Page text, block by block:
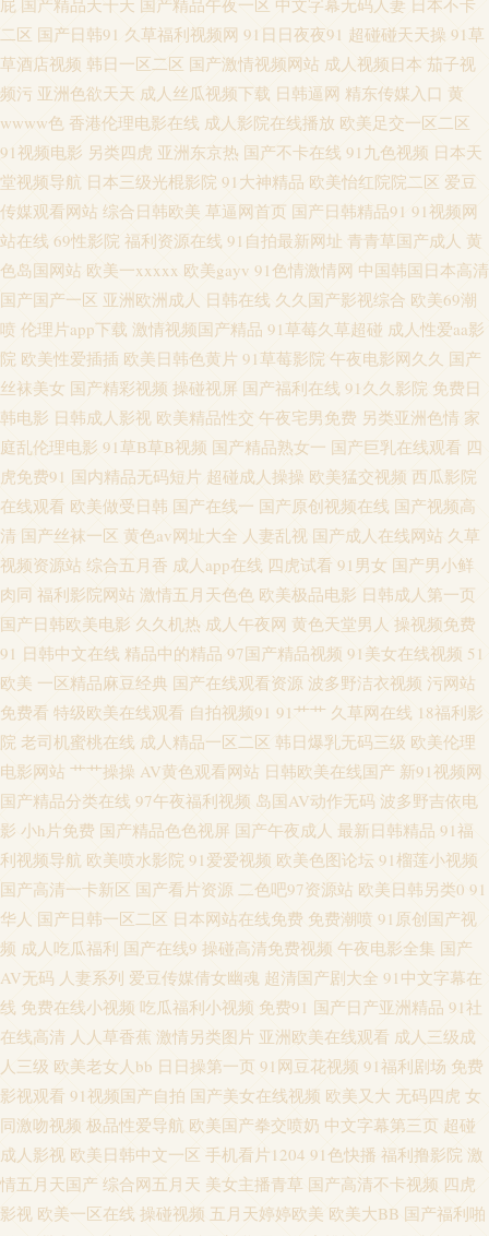
东京热三级 精品色色 欧美日韩色情a片 四虎影库av 影音先锋操逼网 91瑟瑟视
美足交 九九热精品草 另类极品五五分 日本国产精品三级 日韩三区四区精品
影音先锋波多区 亚洲人妻中出 国产av夜夜 欧美色图第一页 在线视频污 91桃
色视屏 久久只有这里有 日韩男女在线 亚洲韩国最新版片 91在线91 A级片网
址 岛国成人福利影院 欧美成人情品18 午夜熟女av影院 91免费观 97精品电影
网 激清色色 日本色图欧美色图 手机在线有码A片 亚洲天天射综合 91亚洲精
品入口 wwwcom黄 超碰在线96 国产精品自拍官网 久草久爱新现看 亚洲成人
国产 人妖毛片 丝袜美脚五月天 91人色网 东京热AV情趣 久草婷婷 美女草逼
色天堂 欧洲人妖内射 三级网站网址视频 亚洲色色虎首页 91高跟丝袜啪啪 91
中文字幕网 高清无码视频UL 精品第十三页 麻豆旅游啪啪 青青草久久 日韩视
频福利导航 91黄频 AV男天堂 狠狠干无码 另类色色 欧美在线aa 午夜福利视
频久草 au黄色av网站 国产呦系列706 久久日日狠狠干 欧洲青青草99 伊人手机
影院 www超碰全部 麻豆精品123 五月天偷拍 91视频在拍在线 A片免费欧美
视频 成人九一观看入口 老湿机香蕉久久 3级电影下载网站 岛国a免费观看 激
情人妻三级 女同网站 日本AⅤ在线 亚洲动态色图 91粉色情人 avav综合免费
超碰这里只有精品 欧美性爱激情综合 亚洲色图五月天 91福利视频网址 国产
福利吃瓜 日本91网站入口 无码欧美另类 亚洲一二三 91狼友之家 超碰97人人
网 激情的久久6 无码午夜影院 91在线欧 成人sss网站 韩国理论av电影 美女天
天肏 日本A视频 香蕉超碰 91大香蕉自慰 AA3级片 岛国高清在线观看 狼人综
情综合 欧美专区日韩专区 婷婷五月份影视 国产1024在线 青青伊人大香蕉 中
屁 国产精品天干天 国产精品午夜一区 中文字幕无码人妻 日本不卡
二区 国产日韩91 久草福利视频网 91日日夜夜91 超碰碰天天操 91草
草酒店视频 韩日一区二区 国产激情视频网站 成人视频日本 茄子视
频污 亚洲色欲天天 成人丝瓜视频下载 日韩逼网 精东传媒入口 黄
wwww色 香港伦理电影在线 成人影院在线播放 欧美足交一区二区
91视频电影 另类四虎 亚洲东京热 国产不卡在线 91九色视频 日本天
堂视频导航 日本三级光棍影院 91大神精品 欧美怡红院院二区 爱豆
传媒观看网站 综合日韩欧美 草逼网首页 国产日韩精品91 91视频网
站在线 69性影院 福利资源在线 91自拍最新网址 青青草国产成人 黄
色岛国网站 欧美一xxxxx 欧美gayv 91色情激情网 中国韩国日本高清
国产国产一区 亚洲欧洲成人 日韩在线 久久国产影视综合 欧美69潮
喷 伦理片app下载 激情视频国产精品 91草莓久草超碰 成人性爱aa影
院 欧美性爱插插 欧美日韩色黄片 91草莓影院 午夜电影网久久 国产
丝袜美女 国产精彩视频 操碰视屏 国产福利在线 91久久影院 免费日
韩电影 日韩成人影视 欧美精品性交 午夜宅男免费 另类亚洲色情 家
庭乱伦理电影 91草B草B视频 国产精品熟女一 国产巨乳在线观看 四
虎免费91 国内精品无码短片 超碰成人操操 欧美猛交视频 西瓜影院
在线观看 欧美做受日韩 国产在线一 国产原创视频在线 国产视频高
清 国产丝袜一区 黄色av网址大全 人妻乱视 国产成人在线网站 久草
视频资源站 综合五月香 成人app在线 四虎试看 91男女 国产男小鲜
肉同 福利影院网站 激情五月天色色 欧美极品电影 日韩成人第一页
国产日韩欧美电影 久久机热 成人午夜网 黄色天堂男人 操视频免费
91 日韩中文在线 精品中的精品 97国产精品视频 91美女在线视频 51
欧美 一区精品麻豆经典 国产在线观看资源 波多野洁衣视频 污网站
免费看 特级欧美在线观看 自拍视频91 91艹艹 久草网在线 18福利影
院 老司机蜜桃在线 成人精品一区二区 韩日爆乳无码三级 欧美伦理
电影网站 艹艹操操 AV黄色观看网站 日韩欧美在线国产 新91视频网
国产精品分类在线 97午夜福利视频 岛国AV动作无码 波多野吉依电
影 小h片免费 国产精品色色视屏 国产午夜成人 最新日韩精品 91福
利视频导航 欧美喷水影院 91爱爱视频 欧美色图论坛 91榴莲小视频
国产高清一卡新区 国产看片资源 二色吧97资源站 欧美日韩另类0 91
华人 国产日韩一区二区 日本网站在线免费 免费潮喷 91原创国产视
频 成人吃瓜福利 国产在线9 操碰高清免费视频 午夜电影全集 国产
AV无码 人妻系列 爱豆传媒倩女幽魂 超清国产剧大全 91中文字幕在
线 免费在线小视频 吃瓜福利小视频 免费91 国产日产亚洲精品 91社
在线高清 人人草香蕉 激情另类图片 亚洲欧美在线观看 成人三级成
人三级 欧美老女人bb 日日操第一页 91网豆花视频 91福利剧场 免费
影视观看 91视频国产自拍 国产美女在线视频 欧美又大 无码四虎 女
同激吻视频 极品性爱导航 欧美国产拳交喷奶 中文字幕第三页 超碰
成人影视 欧美日韩中文一区 手机看片1204 91色快播 福利撸影院 激
情五月天国产 综合网五月天 美女主播青草 国产高清不卡视频 四虎
影视 欧美一区在线 操碰视频 五月天婷婷欧美 欧美大BB 国产福利啪